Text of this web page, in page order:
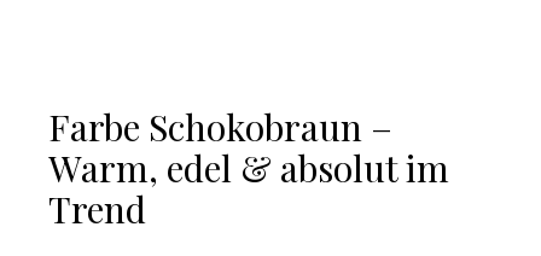
Farbe Schokobraun –
Warm, edel & absolut im
Trend